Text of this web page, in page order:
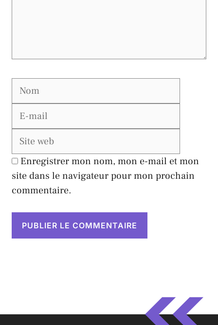
Nom
Enregistrer mon nom, mon e-mail et mon
site dans le navigateur pour mon prochain
commentaire.